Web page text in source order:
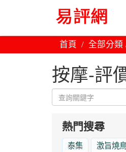
首頁 全部分類
按摩-評
熱門搜尋
泰集 激旨燒